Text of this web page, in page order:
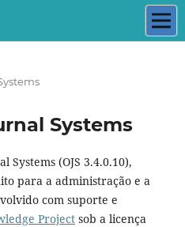
Systems
Systems (OJS 3.4.0.10),
para a administração e a
com suporte e
Projectsob a licença